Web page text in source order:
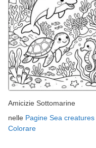
Amicizie Sottomarine
nelle Pagine Sea creatures
Colorare